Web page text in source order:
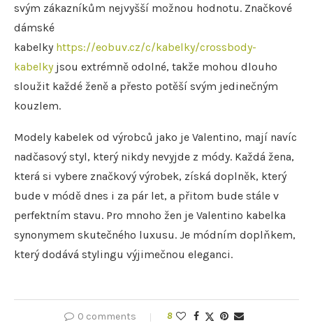
svým zákazníkům nejvyšší možnou hodnotu. Značkové
dámské
kabelky https://eobuv.cz/c/kabelky/crossbody-
kabelkyjsou extrémně odolné, takže mohou dlouho
sloužit každé ženě a přesto potěší svým jedinečným
kouzlem.
Modely kabelek od výrobců jako je Valentino, mají navíc
nadčasový styl, který nikdy nevyjde z módy. Každá žena,
která si vybere značkový výrobek, získá doplněk, který
bude v módě dnes i za pár let, a přitom bude stále v
perfektním stavu. Pro mnoho žen je Valentino kabelka
synonymem skutečného luxusu. Je módním doplňkem,
který dodává stylingu výjimečnou eleganci.
0 comments 8